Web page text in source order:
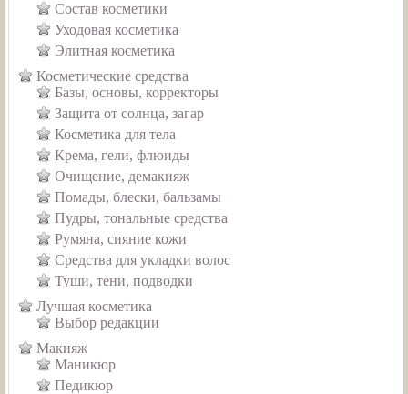
Состав косметики
Уходовая косметика
Элитная косметика
Косметические средства
Базы, основы, корректоры
Защита от солнца, загар
Косметика для тела
Крема, гели, флюиды
Очищение, демакияж
Помады, блески, бальзамы
Пудры, тональные средства
Румяна, сияние кожи
Средства для укладки волос
Туши, тени, подводки
Лучшая косметика
Выбор редакции
Макияж
Маникюр
Педикюр